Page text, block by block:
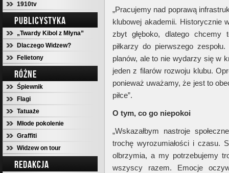
1910tv
PUBLICYSTYKA
„Twardy Kibol z Młyna”
Dlaczego Widzew?
Felietony
RÓŻNE
Śpiewnik
Flagi
Tatuaże
Młode pokolenie
Graffiti
Widzew on tour
REDAKCJA
„Pracujemy nad poprawą
klubowej akademii. Historycznie
zbyt głęboko, dlatego chcemy
piłkarzy do pierwszego
planów, ale to nie wydarzy się w
jeden z filarów rozwoju klubu.
ponieważ uważamy, że jest to
piłce”.
O tym, co go niepokoi
„Wskazałbym nastroje
trochę wyrozumiałości i czasu.
olbrzymia, a my potrzebujemy
wszyscy razem. Emocje